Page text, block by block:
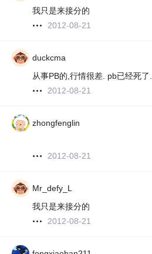
我只是来接分的
2012-08-21
duckcma
从事PB的,行情很差. pb已经死了.
2012-08-21
zhongfenglin
2012-08-21
Mr_defy_L
我只是来接分的
2012-08-21